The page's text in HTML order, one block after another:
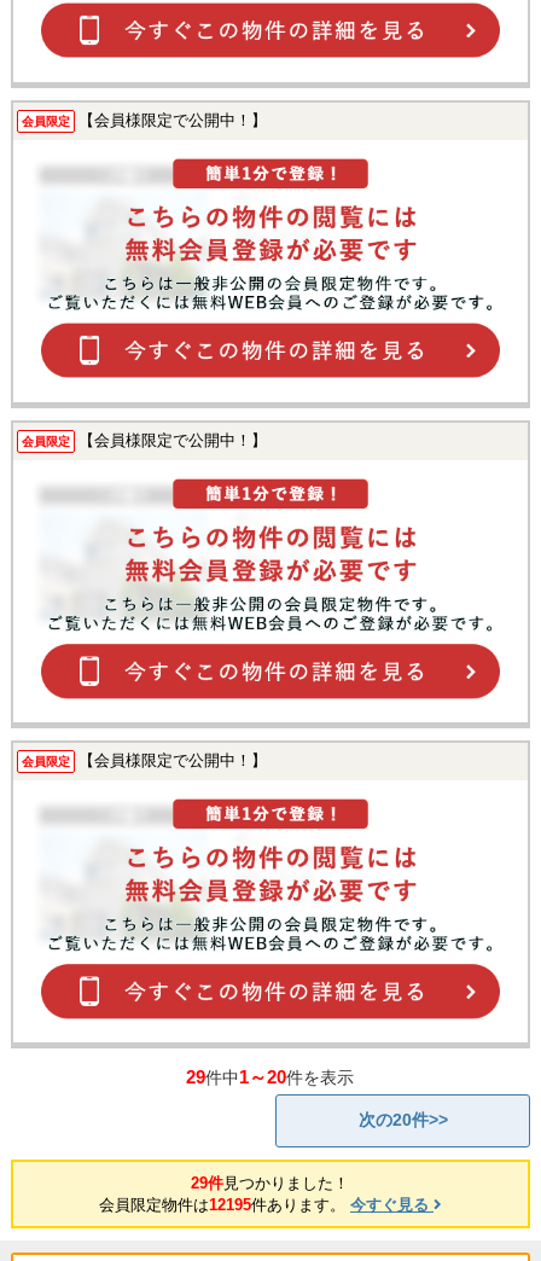
会員限定 【会員様限定で公開中！】
会員限定 【会員様限定で公開中！】
会員限定 【会員様限定で公開中！】
29件中1～20件を表示
次の20件>>
29件見つかりました！
会員限定物件は12195件あります。 今すぐ見る